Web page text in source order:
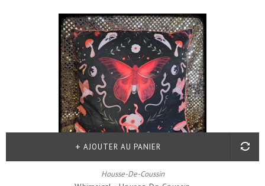
Housse-De-Coussin
AJOUTER AU PANIER